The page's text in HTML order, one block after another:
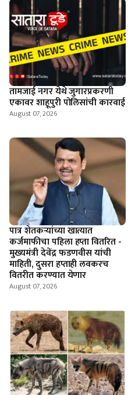
तामजाई नगर येथे जुगारप्रकरणी
एकावर शाहूपुरी पोलिसांची कारवाई
August 07, 2026
पात्र शेतकऱ्यांच्या खात्यात
कर्जमाफीचा पहिला हप्ता वितरित -
मुख्यमंत्री देवेंद्र फडणवीस यांची
माहिती, दुसरा हप्ताही लवकरच
वितरीत करण्यात येणार
August 07, 2026